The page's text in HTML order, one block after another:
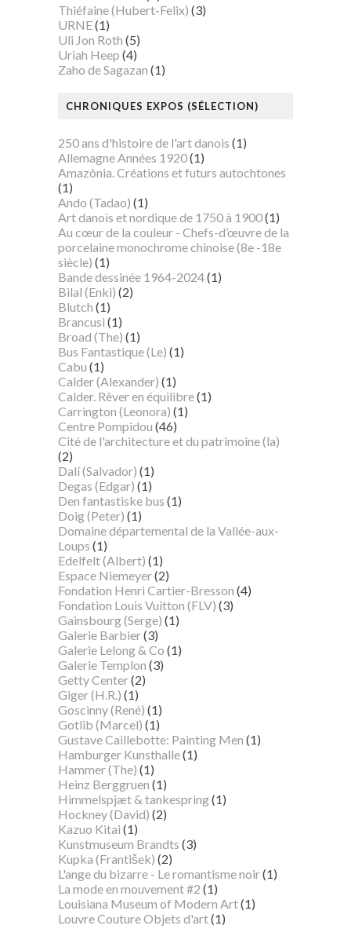
Thiéfaine (Hubert-Felix) (3)
URNE(1)
Uli Jon Roth (5)
Uriah Heep (4)
Zaho de Sagazan (1)
CHRONIQUES EXPOS (SÉLECTION)
250 ans d'histoire de l'art danois (1)
Allemagne Années 1920(1)
Amazônia. Créations et futurs autochtones
(1)
Ando (Tadao) (1)
Art danois et nordique de 1750 à 1900(1)
Au cœur de la couleur - Chefs-d’œuvre de la
porcelaine monochrome chinoise (8e -18e
siècle) (1)
Bande dessinée 1964-2024(1)
Bilal (Enki) (2)
Blutch (1)
Brancusi (1)
Broad (The) (1)
Bus Fantastique (Le) (1)
Cabu (1)
Calder (Alexander) (1)
Calder. Rêver en équilibre(1)
Carrington (Leonora) (1)
Centre Pompidou (46)
Cité de l'architecture et du patrimoine (la)
(2)
Dalí (Salvador) (1)
Degas (Edgar) (1)
Den fantastiske bus (1)
Doig (Peter) (1)
Domaine départemental de la Vallée-aux-
Loups (1)
Edelfelt (Albert) (1)
Espace Niemeyer(2)
Fondation Henri Cartier-Bresson (4)
Fondation Louis Vuitton (FLV) (3)
Gainsbourg (Serge) (1)
Galerie Barbier(3)
Galerie Lelong & Co (1)
Galerie Templon (3)
Getty Center(2)
Giger (H.R.) (1)
Goscinny (René) (1)
Gotlib (Marcel) (1)
Gustave Caillebotte: Painting Men (1)
Hamburger Kunsthalle(1)
Hammer (The) (1)
Heinz Berggruen (1)
Himmelspjæt & tankespring(1)
Hockney (David) (2)
Kazuo Kitai (1)
Kunstmuseum Brandts (3)
Kupka (František) (2)
L'ange du bizarre - Le romantisme noir(1)
La mode en mouvement #2 (1)
Louisiana Museum of Modern Art(1)
Louvre Couture Objets d'art(1)